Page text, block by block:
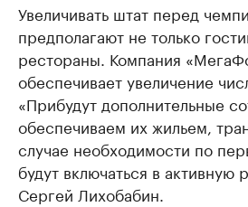
Увеличивать штат перед
предполагают не только
рестораны. Компания
обеспечивает увеличение
«Прибудут дополнительные
обеспечиваем их жильем,
случае необходимости по
будут включаться в активную
Сергей Лихобабин.